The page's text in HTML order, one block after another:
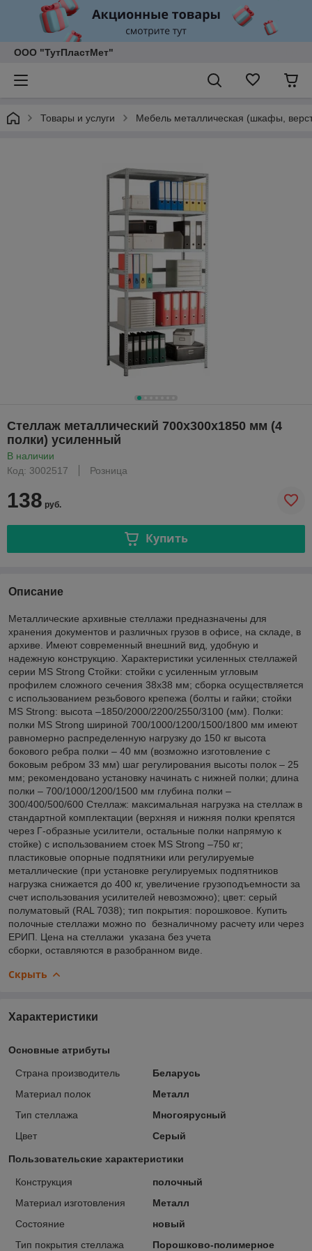
ООО "ТутПластМет"
Товары и услуги Мебель металлическая (шкафы,
Стеллаж металлический 700х300х1850 мм (4
полки) усиленный
В наличии
Код: 3002517
Розница
138 руб.
Купить
Описание
Металлические архивные стеллажи предназначены для
хранения документов и различных грузов в офисе, на складе, в
архиве. Имеют современный внешний вид, удобную и
надежную конструкцию. Характеристики усиленных стеллажей
серии MS Strong Стойки: стойки с усиленным угловым
профилем сложного сечения 38х38 мм; сборка осуществляется
с использованием резьбового крепежа (болты и гайки; стойки
MS Strong: высота –1850/2000/2200/2550/3100 (мм). Полки:
полки MS Strong шириной 700/1000/1200/1500/1800 мм имеют
равномерно распределенную нагрузку до 150 кг высота
бокового ребра полки – 40 мм (возможно изготовление с
боковым ребром 33 мм) шаг регулирования высоты полок – 25
мм; рекомендовано установку начинать с нижней полки; длина
полки – 700/1000/1200/1500 мм глубина полки –
300/400/500/600 Стеллаж: максимальная нагрузка на стеллаж в
стандартной комплектации (верхняя и нижняя полки крепятся
через Г-образные усилители, остальные полки напрямую к
стойке) с использованием стоек MS Strong –750 кг;
пластиковые опорные подпятники или регулируемые
металлические (при установке регулируемых подпятников
нагрузка снижается до 400 кг, увеличение грузоподъемности за
счет использования усилителей невозможно); цвет: серый
полуматовый (RAL 7038); тип покрытия: порошковое. Купить
полочные стеллажи можно по безналичному расчету или через
ЕРИП. Цена на стеллажи указана без учета
сборки, оставляются в разобранном виде.
Скрыть
Характеристики
Основные атрибуты
Страна производитель
Беларусь
Материал полок
Металл
Тип стеллажа
Многоярусный
Цвет
Серый
Пользовательские характеристики
Конструкция
полочный
Материал изготовления
Металл
Состояние
новый
Тип покрытия стеллажа
Порошково-полимерное